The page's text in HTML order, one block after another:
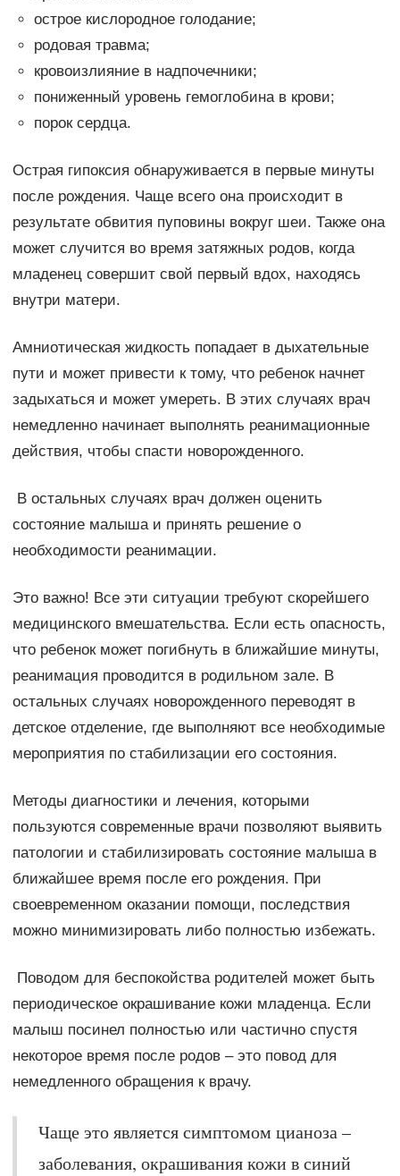
острое кислородное голодание;
родовая травма;
кровоизлияние в надпочечники;
пониженный уровень гемоглобина в крови;
порок сердца.
Острая гипоксия обнаруживается в первые минуты
после рождения. Чаще всего она происходит в
результате обвития пуповины вокруг шеи. Также она
может случится во время затяжных родов, когда
младенец совершит свой первый вдох, находясь
внутри матери.
Амниотическая жидкость попадает в дыхательные
пути и может привести к тому, что ребенок начнет
задыхаться и может умереть. В этих случаях врач
немедленно начинает выполнять реанимационные
действия, чтобы спасти новорожденного.
В остальных случаях врач должен оценить
состояние малыша и принять решение о
необходимости реанимации.
Это важно! Все эти ситуации требуют скорейшего
медицинского вмешательства. Если есть опасность,
что ребенок может погибнуть в ближайшие минуты,
реанимация проводится в родильном зале. В
остальных случаях новорожденного переводят в
детское отделение, где выполняют все необходимые
мероприятия по стабилизации его состояния.
Методы диагностики и лечения, которыми
пользуются современные врачи позволяют выявить
патологии и стабилизировать состояние малыша в
ближайшее время после его рождения. При
своевременном оказании помощи, последствия
можно минимизировать либо полностью избежать.
Поводом для беспокойства родителей может быть
периодическое окрашивание кожи младенца. Если
малыш посинел полностью или частично спустя
некоторое время после родов – это повод для
немедленного обращения к врачу.
Чаще это является симптомом цианоза –
заболевания, окрашивания кожи в синий